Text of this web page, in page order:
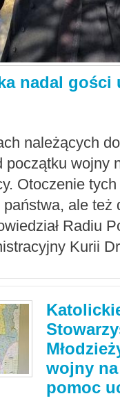
nadal gości
należących
początku wojny
Otoczenie
ale też
Radiu
Kurii
wojny
pomoc